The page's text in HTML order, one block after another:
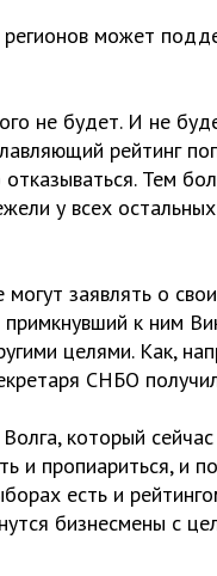
может
не будет. И не
рейтинг
Тем
у всех
заявлять о
к ним
целями. Как,
СНБО
который сейчас
и пропиариться, и
есть и
бизнесмены с